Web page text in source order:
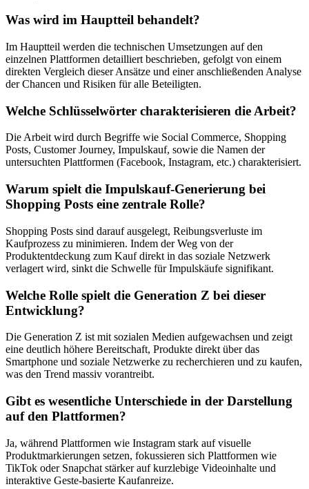
Was wird im Hauptteil behandelt?
Im Hauptteil werden die technischen Umsetzungen auf den
einzelnen Plattformen detailliert beschrieben, gefolgt von einem
direkten Vergleich dieser Ansätze und einer anschließenden Analyse
der Chancen und Risiken für alle Beteiligten.
Welche Schlüsselwörter charakterisieren die Arbeit?
Die Arbeit wird durch Begriffe wie Social Commerce, Shopping
Posts, Customer Journey, Impulskauf, sowie die Namen der
untersuchten Plattformen (Facebook, Instagram, etc.) charakterisiert.
Warum spielt die Impulskauf-Generierung bei
Shopping Posts eine zentrale Rolle?
Shopping Posts sind darauf ausgelegt, Reibungsverluste im
Kaufprozess zu minimieren. Indem der Weg von der
Produktentdeckung zum Kauf direkt in das soziale Netzwerk
verlagert wird, sinkt die Schwelle für Impulskäufe signifikant.
Welche Rolle spielt die Generation Z bei dieser
Entwicklung?
Die Generation Z ist mit sozialen Medien aufgewachsen und zeigt
eine deutlich höhere Bereitschaft, Produkte direkt über das
Smartphone und soziale Netzwerke zu recherchieren und zu kaufen,
was den Trend massiv vorantreibt.
Gibt es wesentliche Unterschiede in der Darstellung
auf den Plattformen?
Ja, während Plattformen wie Instagram stark auf visuelle
Produktmarkierungen setzen, fokussieren sich Plattformen wie
TikTok oder Snapchat stärker auf kurzlebige Videoinhalte und
interaktive Geste-basierte Kaufanreize.